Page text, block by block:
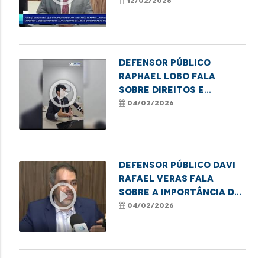
play_circle_outline
Defensor Público
Raphael Lobo fala
sobre direitos e
deveres na pensão
04/02/2026
play_circle_outline
Defensor público Davi
Rafael Veras fala
sobre a importância da
lei Infância e
04/02/2026